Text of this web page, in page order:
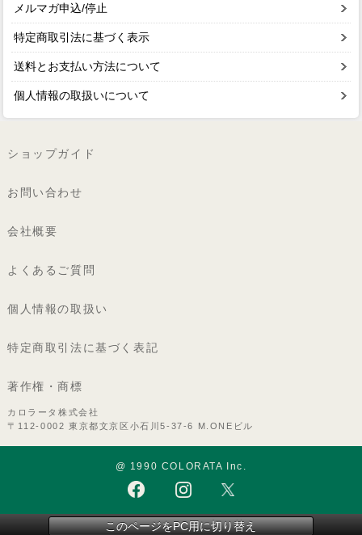
メルマガ申込/停止
特定商取引法に基づく表示
送料とお支払い方法について
個人情報の取扱いについて
ショップガイド
お問い合わせ
会社概要
よくあるご質問
個人情報の取扱い
特定商取引法に基づく表記
著作権・商標
カロラータ株式会社
〒112-0002 東京都文京区小石川5-37-6 M.ONEビル
@ 1990 COLORATA Inc.
このページをPC用に切り替え